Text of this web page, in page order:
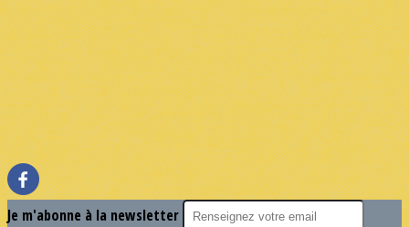
Je m'abonne à la newsletter